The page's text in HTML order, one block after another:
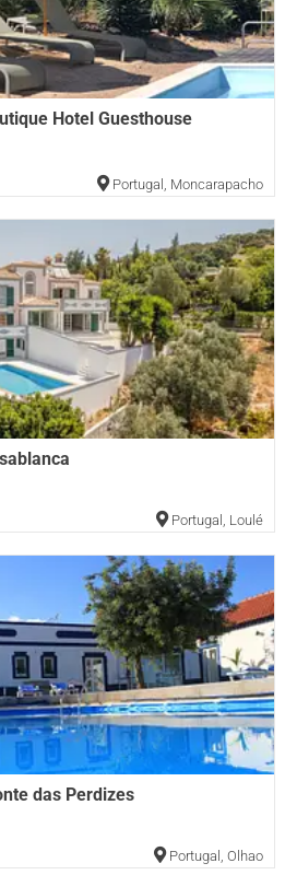
Hotel Guesthouse
Portugal , Moncarapacho
Portugal , Loulé
das Perdizes
Portugal , Olhao